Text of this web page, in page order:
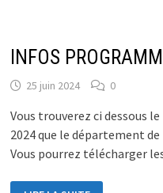
AVOLD
INFOS
25 juin 2024 0
Vous trouverez ci dessous
2024 que le département
Vous pourrez télécharger
INFOS